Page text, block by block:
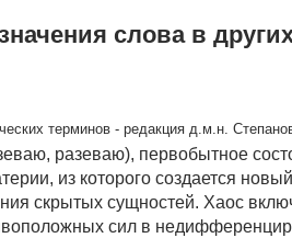
слова в
терминов - редакция д.м.н.
разеваю), первобытное
из которого создается
скрытых сущностей. Xаос
сил в